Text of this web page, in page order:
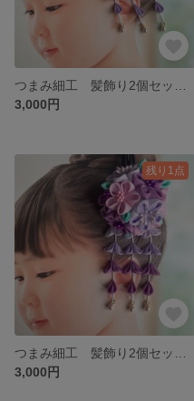
3,000円
残り1点
3,000円